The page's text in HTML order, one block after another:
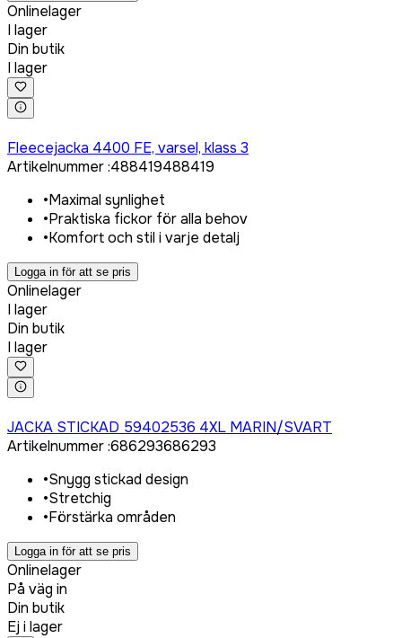
Onlinelager
I lager
Din butik
I lager
Fleecejacka 4400 FE, varsel, klass 3
Artikelnummer:488419488419
•Maximal synlighet
•Praktiska fickor för alla behov
•Komfort och stil i varje detalj
Logga in för att se pris
Onlinelager
I lager
Din butik
I lager
JACKA STICKAD 59402536 4XL MARIN/SVART
Artikelnummer:686293686293
•Snygg stickad design
•Stretchig
•Förstärka områden
Logga in för att se pris
Onlinelager
På väg in
Din butik
Ej i lager